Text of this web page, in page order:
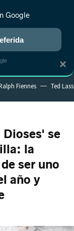
NUEVO
RANKINGS CINE
Fiennes Ted
se
la
ser uno
año y
×
Google